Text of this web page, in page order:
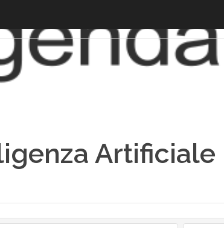
Artificiale